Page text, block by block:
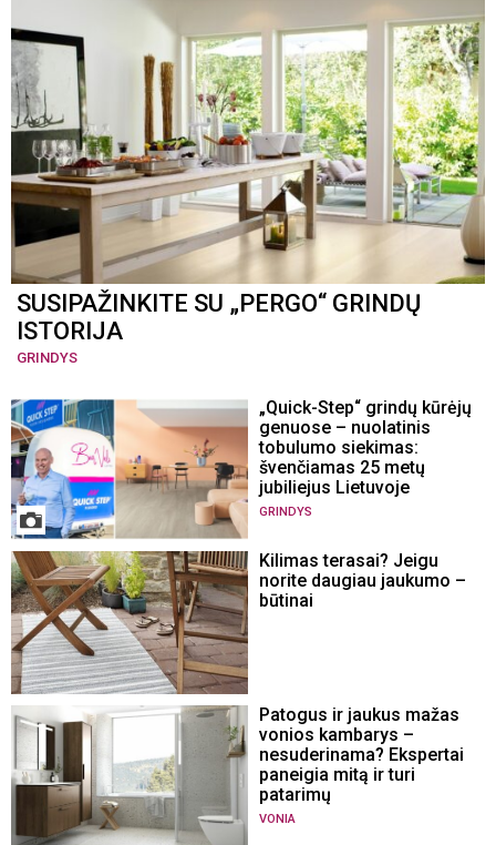
SUSIPAŽINKITE SU „PERGO“ GRINDŲ
ISTORIJA
GRINDYS
„Quick-Step“ grindų kūrėjų
genuose – nuolatinis
tobulumo siekimas:
švenčiamas 25 metų
jubiliejus Lietuvoje
GRINDYS
Kilimas terasai? Jeigu
norite daugiau jaukumo –
būtinai
Patogus ir jaukus mažas
vonios kambarys –
nesuderinama? Ekspertai
paneigia mitą ir turi
patarimų
VONIA